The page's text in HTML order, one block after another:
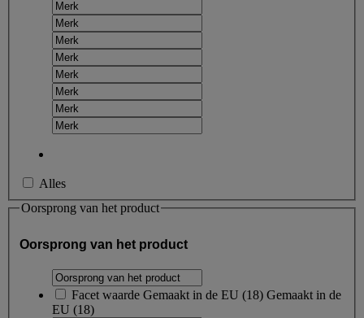
Alles
Oorsprong van het product
Oorsprong van het product
Facet waarde Gemaakt in de EU (18) Gemaakt in de
EU (18)